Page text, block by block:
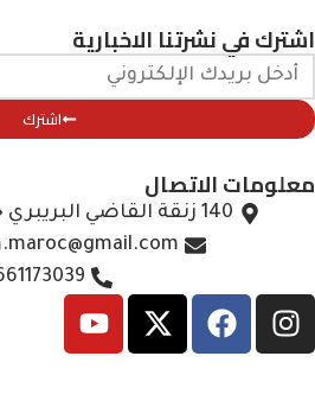
اشترك في نشرتنا الاخبارية
اشترك
معلومات الاتصال
140 زنقة القاضي البريبري حي العكاري، الرباط